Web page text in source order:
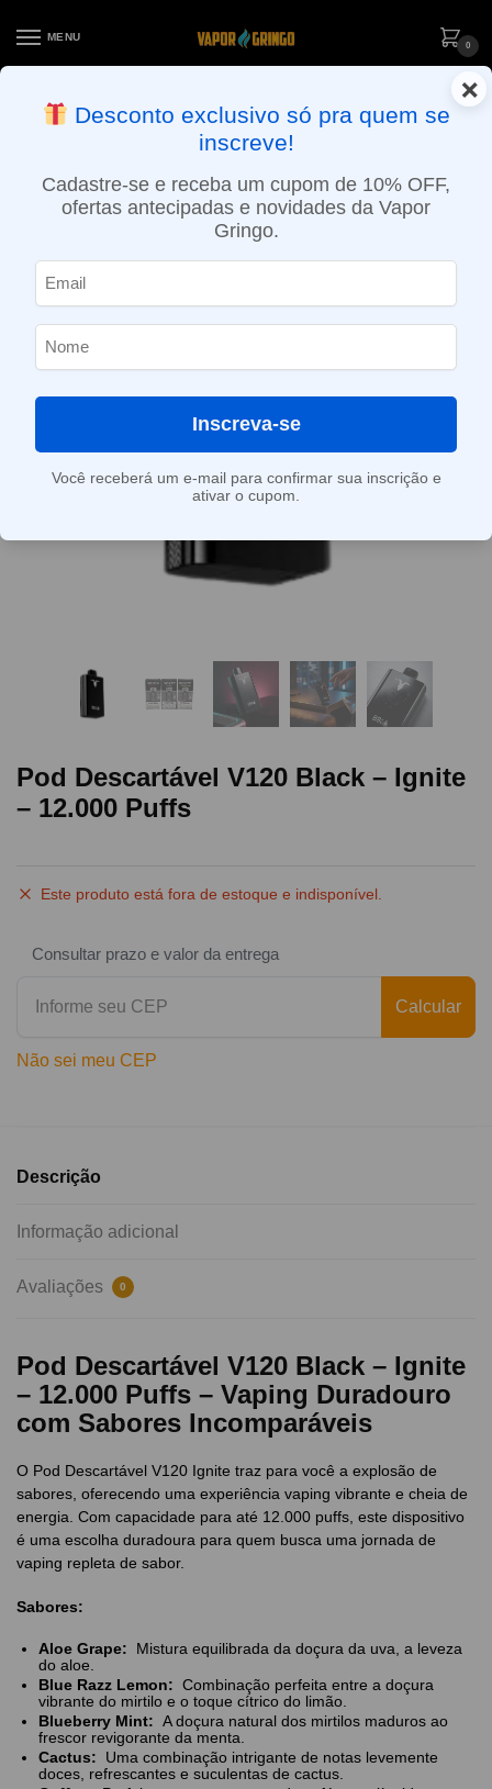
MENU
0
ENTREGA NO MESMO DIA EM SÃO PAULO (SEG A SEX): PEDIDOS
APROVADOS ATÉ 15:30 VIA MOTOBOY
Pod Descartável V120 Black – Ignite
– 12.000 Puffs
Este produto está fora de estoque e indisponível.
Consultar prazo e valor da entrega
Calcular
Não sei meu CEP
Descrição
Informação adicional
Avaliações 0
Pod Descartável V120 Black – Ignite
– 12.000 Puffs – Vaping Duradouro
com Sabores Incomparáveis
O Pod Descartável V120 Ignite traz para você a explosão de
sabores, oferecendo uma experiência vaping vibrante e cheia de
energia. Com capacidade para até 12.000 puffs, este dispositivo
é uma escolha duradoura para quem busca uma jornada de
vaping repleta de sabor.
Sabores:
Aloe Grape: Mistura equilibrada da doçura da uva, a leveza
do aloe.
Blue Razz Lemon: Combinação perfeita entre a doçura
vibrante do mirtilo e o toque cítrico do limão.
Blueberry Mint: A doçura natural dos mirtilos maduros ao
frescor revigorante da menta.
Cactus: Uma combinação intrigante de notas levemente
doces, refrescantes e suculentas de cactus.
×
Desconto exclusivo só pra quem se
inscreve!
Cadastre-se e receba um cupom de 10% OFF,
ofertas antecipadas e novidades da Vapor
Gringo.
Inscreva-se
Você receberá um e-mail para confirmar sua inscrição e
ativar o cupom.